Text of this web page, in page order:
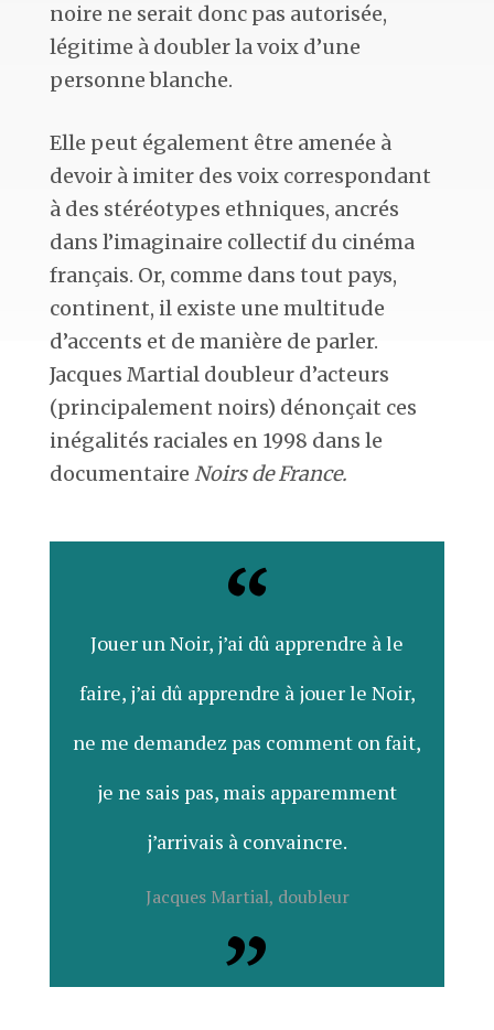
noire ne serait donc pas autorisée,
légitime à doubler la voix d’une
personne blanche.
Elle peut également être amenée à
devoir à imiter des voix correspondant
à des stéréotypes ethniques, ancrés
dans l’imaginaire collectif du cinéma
français. Or, comme dans tout pays,
continent, il existe une multitude
d’accents et de manière de parler.
Jacques Martial doubleur d’acteurs
(principalement noirs) dénonçait ces
inégalités raciales en 1998 dans le
documentaire Noirs de France.
Jouer un Noir, j’ai dû apprendre à le
faire, j’ai dû apprendre à jouer le Noir,
ne me demandez pas comment on fait,
je ne sais pas, mais apparemment
j’arrivais à convaincre.
Jacques Martial, doubleur